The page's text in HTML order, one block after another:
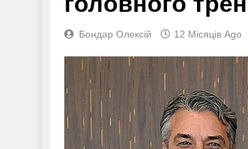
Бондар Олексій 12 Місяців Ago